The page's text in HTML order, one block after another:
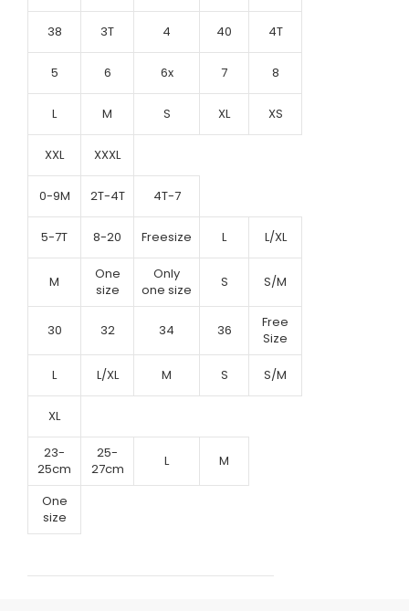
38 3T 4 40 4T
5 6 6x 7 8
L M S XL XS
XXL XXXL
0-9M 2T-4T 4T-7
5-7T 8-20 Freesize L L/XL
M
One
size
Only
one size
S S/M
30 32 34 36
Free
Size
L L/XL M S S/M
XL
23-
25cm
25-
27cm
L M
One
size